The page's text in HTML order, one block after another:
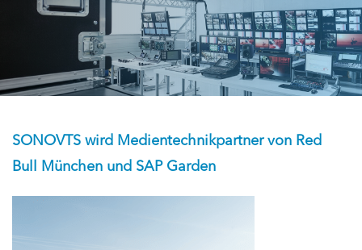
München und SAP Garden
AKTUELLE PRESSESTIMMEN
SONOVTS wird Medientechnikpartner von Red
Bull München und SAP Garden